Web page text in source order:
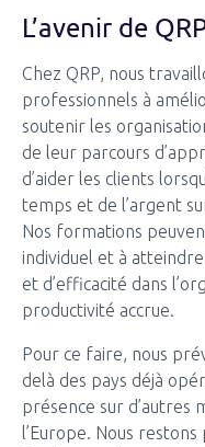
L’avenir de
Chez QRP, nous
professionnels à
soutenir les
de leur parcours
d’aider les clients
temps et de l’argent
Nos formations
individuel et à
et d’efficacité dans
productivité accrue.
Pour ce faire, nous
delà des pays déjà
présence sur d’autres
l’Europe. Nous